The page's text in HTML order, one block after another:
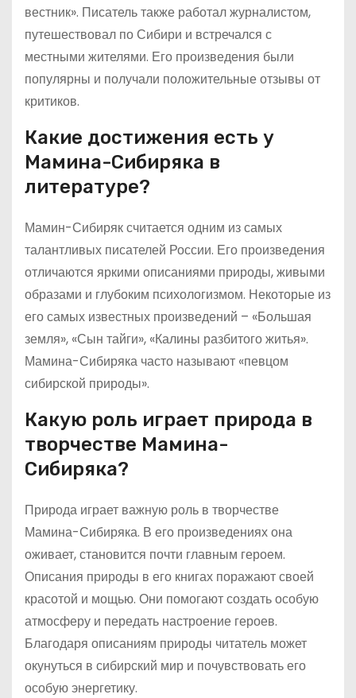
вестник». Писатель также работал журналистом,
путешествовал по Сибири и встречался с
местными жителями. Его произведения были
популярны и получали положительные отзывы от
критиков.
Какие достижения есть у
Мамина-Сибиряка в
литературе?
Мамин-Сибиряк считается одним из самых
талантливых писателей России. Его произведения
отличаются яркими описаниями природы, живыми
образами и глубоким психологизмом. Некоторые из
его самых известных произведений – «Большая
земля», «Сын тайги», «Калины разбитого житья».
Мамина-Сибиряка часто называют «певцом
сибирской природы».
Какую роль играет природа в
творчестве Мамина-
Сибиряка?
Природа играет важную роль в творчестве
Мамина-Сибиряка. В его произведениях она
оживает, становится почти главным героем.
Описания природы в его книгах поражают своей
красотой и мощью. Они помогают создать особую
атмосферу и передать настроение героев.
Благодаря описаниям природы читатель может
окунуться в сибирский мир и почувствовать его
особую энергетику.